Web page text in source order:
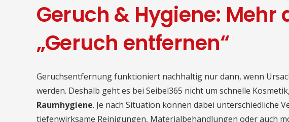
Geruch & Hygiene: Mehr
„Geruch entfernen“
Geruchsentfernung funktioniert nachhaltig nur dann, wenn
werden. Deshalb geht es bei Seibel365 nicht um schnelle
Raumhygiene. Je nach Situation können dabei unterschiedliche
tiefenwirksame Reinigungen, Materialbehandlungen oder auch